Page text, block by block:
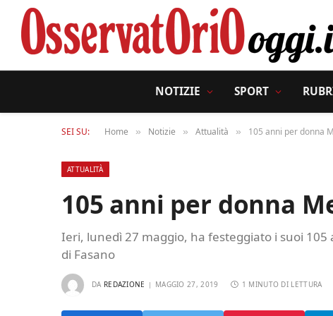
NOTIZIE SPORT
SEI SU: Home » Notizie » Attualità » 105 anni per donna
ATTUALITÀ
105 anni per donna
Ieri, lunedì 27 maggio, ha festeggiato i suoi
di Fasano
DA REDAZIONE MAGGIO 27, 2019 1 MINUTO DI LETTURA